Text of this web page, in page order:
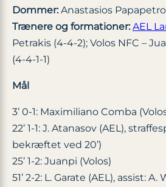
Dommer:Anastasios
Trænere og formationer: AEL
Petrakis (4-4-2); Volos NFC –
(4-4-1-1)
Mål
3’ 0-1: Maximiliano Comba
22’ 1-1: J. Atanasov (AEL),
bekræftet ved 20’)
25’ 1-2: Juanpi (Volos)
51’ 2-2: L. Garate (AEL), assist: A.